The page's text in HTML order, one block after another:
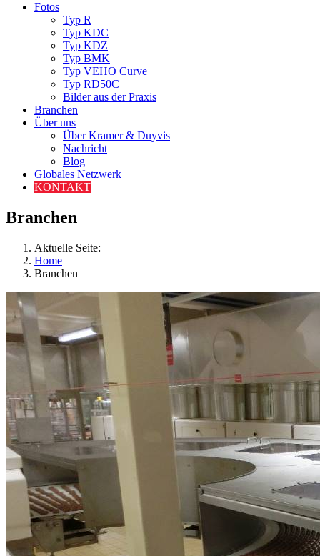
Fotos
Typ R
Typ KDC
Typ KDZ
Typ BMK
Typ VEHO Curve
Typ RD50C
Bilder aus der Praxis
Branchen
Über uns
Über Kramer & Duyvis
Nachricht
Blog
Globales Netzwerk
KONTAKT
Branchen
Aktuelle Seite:
Home
Branchen